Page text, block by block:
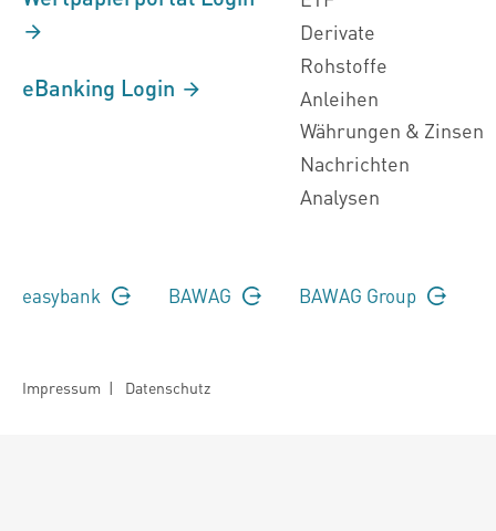
eBanking Login
Derivate
Rohstoffe
Anleihen
Währungen & Zinsen
Nachrichten
Analysen
easybank BAWAG BAWAG Group
Impressum | Datenschutz